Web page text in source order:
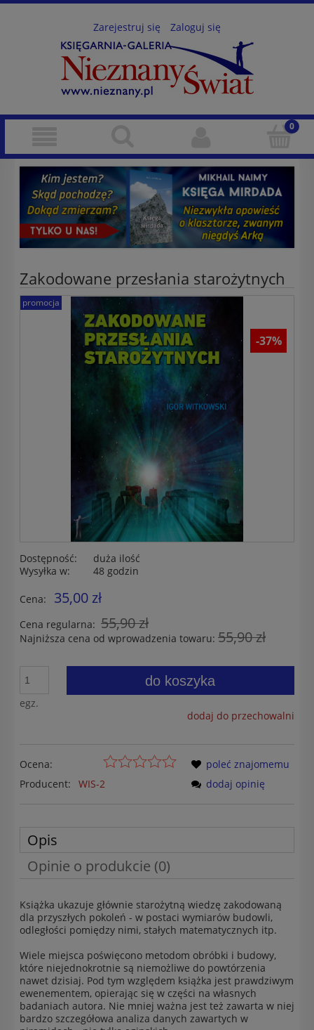
Zarejestruj się Zaloguj się
Zakodowane przesłania starożytnych
promocja
-37%
Dostępność:
duża ilość
Wysyłka w:
48 godzin
Cena: 35,00 zł
Cena regularna: 55,90 zł
Najniższa cena od wprowadzenia towaru: 55,90 zł
egz.
do koszyka
dodaj do przechowalni
Ocena:
Producent:
WIS-2
poleć znajomemu
dodaj opinię
Opis
Opinie o produkcie (0)
Książka ukazuje głównie starożytną wiedzę zakodowaną
dla przyszłych pokoleń - w postaci wymiarów budowli,
odległości pomiędzy nimi, stałych matematycznych itp.
Wiele miejsca poświęcono metodom obróbki i budowy,
które niejednokrotnie są niemożliwe do powtórzenia
nawet dzisiaj. Pod tym względem książka jest prawdziwym
ewenementem, opierając się w części na własnych
badaniach autora. Nie mniej ważna jest też zawarta w niej
bardzo szczegółowa analiza danych zawartych w